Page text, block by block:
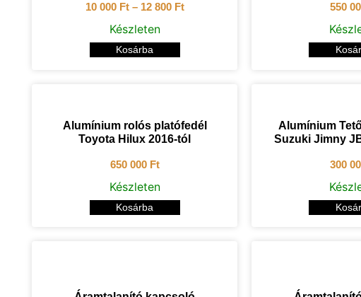
10 000 Ft– 12 800 Ft
Készleten
Kosárba
550
Alumínium rolós platófedél
Toyota Hilux 2016-tól
650 000 Ft
Készleten
Kosárba
Alumínium
Suzuki Jimny
300